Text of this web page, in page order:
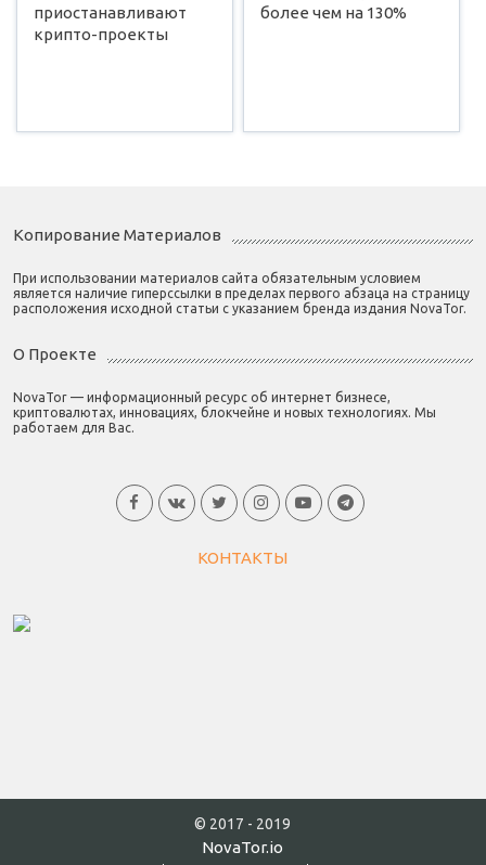
приостанавливают
крипто-проекты
более чем на 130%
Копирование Материалов
При использовании материалов сайта обязательным условием
является наличие гиперссылки в пределах первого абзаца на страницу
расположения исходной статьи с указанием бренда издания NovaTor.
О Проекте
NovaTor — информационный ресурс об интернет бизнесе,
криптовалютах, инновациях, блокчейне и новых технологиях. Мы
работаем для Вас.
КОНТАКТЫ
© 2017 - 2019
NovaTor.io